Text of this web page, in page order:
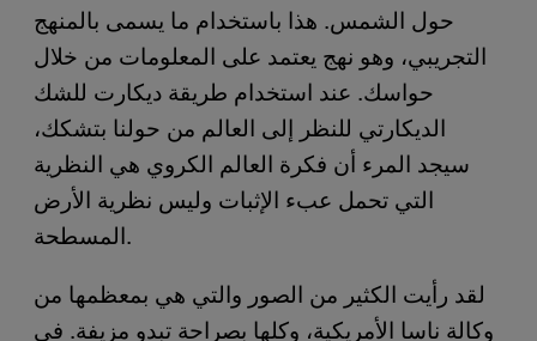
حول الشمس. هذا باستخدام ما يسمى بالمنهج
التجريبي، وهو نهج يعتمد على المعلومات من خلال
حواسك. عند استخدام طريقة ديكارت للشك
الديكارتي للنظر إلى العالم من حولنا بتشكك،
سيجد المرء أن فكرة العالم الكروي هي النظرية
التي تحمل عبء الإثبات وليس نظرية الأرض
المسطحة.
لقد رأيت الكثير من الصور والتي هي بمعظمها من
وكالة ناسا الأمريكية، وكلها بصراحة تبدو مزيفة. في